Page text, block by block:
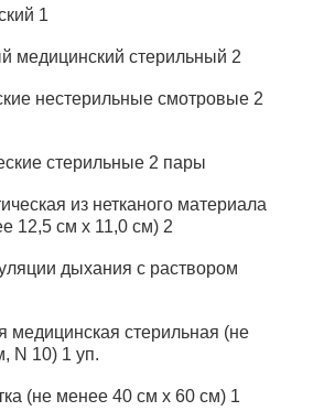
1
медицинский стерильный 2
нестерильные смотровые 2
стерильные 2 пары
из нетканого материала
12,5 см x 11,0 см) 2
дыхания с раствором
медицинская стерильная (не
N 10) 1 уп.
(не менее 40 см x 60 см) 1